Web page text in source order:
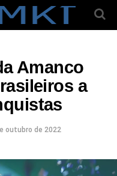
Amanco
a
outubro de 2022